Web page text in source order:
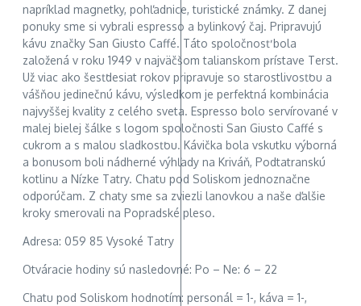
napríklad magnetky, pohľadnice, turistické známky. Z danej
ponuky sme si vybrali espresso a bylinkový čaj. Pripravujú
kávu značky San Giusto Caffé. Táto spoločnosť bola
založená v roku 1949 v najväčšom talianskom prístave Terst.
Už viac ako šesťdesiat rokov pripravuje so starostlivosťou a
vášňou jedinečnú kávu, výsledkom je perfektná kombinácia
najvyššej kvality z celého sveta. Espresso bolo servírované v
malej bielej šálke s logom spoločnosti San Giusto Caffé s
cukrom a s malou sladkosťou. Kávička bola vskutku výborná
a bonusom boli nádherné výhľady na Kriváň, Podtatranskú
kotlinu a Nízke Tatry. Chatu pod Soliskom jednoznačne
odporúčam. Z chaty sme sa zviezli lanovkou a naše ďalšie
kroky smerovali na Popradské pleso.
Adresa: 059 85 Vysoké Tatry
Otváracie hodiny sú nasledovné: Po – Ne: 6 – 22
Chatu pod Soliskom hodnotím: personál = 1-, káva = 1-,